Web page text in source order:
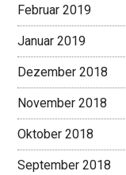
Februar 2019
Januar 2019
Dezember 2018
November 2018
Oktober 2018
September 2018